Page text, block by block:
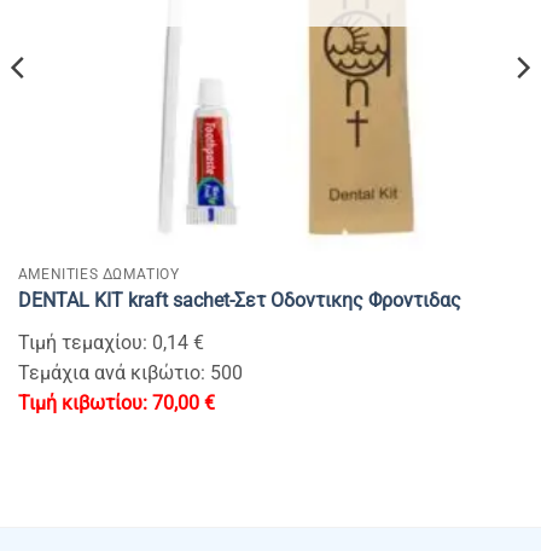
AMENITIES ΔΩΜΑΤΙΟΥ
DENTAL KIT kraft sachet-Σετ Οδοντικης Φροντιδας
Τιμή τεμαχίου: 0,14 €
Τεμάχια ανά κιβώτιο: 500
70,00 €